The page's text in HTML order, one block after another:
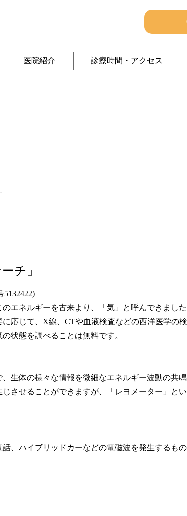
医院紹介 診療時間・アクセス
チ」
エネルギーを古来より、「気」と呼んできまし
応じて、X線、CTや血液検査などの西洋医学の
状態を調べることは無料です。
生体の様々な情報を微細なエネルギー波動の共
させることができますが、「レヨメーター」と
、ハイブリッドカーなどの電磁波を発生するもの